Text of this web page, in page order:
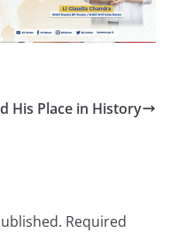
His Place in History
Required